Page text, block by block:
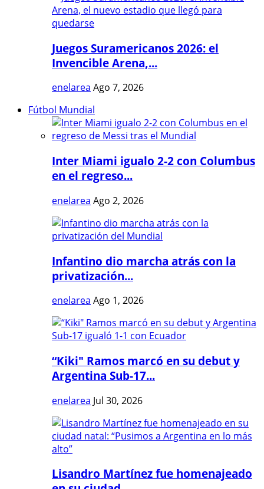
Juegos Suramericanos 2026: el
Invencible Arena,...
enelarea Ago 7, 2026
Fútbol Mundial
Inter Miami igualo 2-2 con Columbus
en el regreso...
enelarea Ago 2, 2026
Infantino dio marcha atrás con la
privatización...
enelarea Ago 1, 2026
“Kiki" Ramos marcó en su debut y
Argentina Sub-17...
enelarea Jul 30, 2026
Lisandro Martínez fue homenajeado